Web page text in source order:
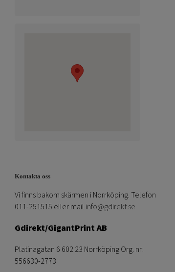
Kontakta oss
Vi finns bakom skärmen i Norrköping. Telefon
011-251515 eller mail info@gdirekt.se
Gdirekt/GigantPrint AB
Platinagatan 6 602 23 Norrköping Org. nr:
556630-2773